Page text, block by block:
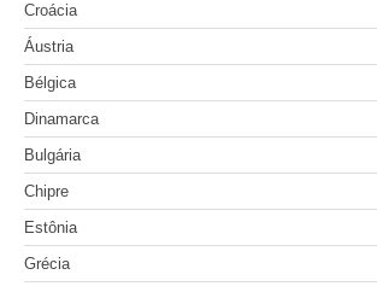
Croácia
Áustria
Bélgica
Dinamarca
Bulgária
Chipre
Estônia
Grécia